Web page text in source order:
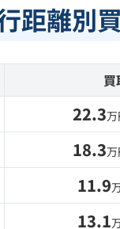
距離別
買
22.3
18.3
11.9
13.1